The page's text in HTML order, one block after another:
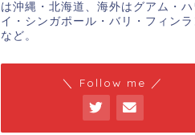
は沖縄・北海道、海外はグアム・ハ
イ・シンガポール・バリ・フィンラ
など。
＼ Follow me ／